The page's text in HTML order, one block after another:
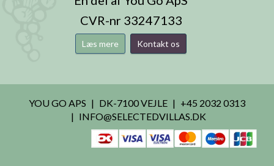
CVR-nr 33247133
Læs mere Kontakt os
YOU GO APS DK-7100 VEJLE
+45 2032 0313
INFO@SELECTEDVILLAS.DK